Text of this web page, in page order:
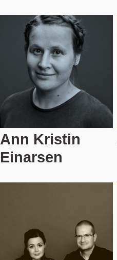
Ann Kristin
Einarsen